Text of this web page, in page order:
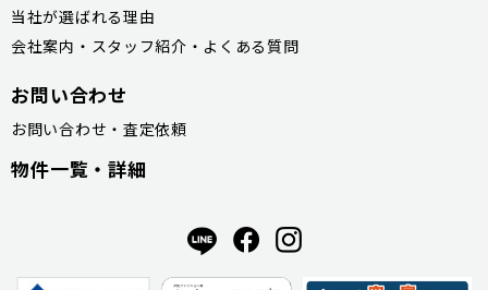
当社が選ばれる理由
会社案内・スタッフ紹介・よくある質問
お問い合わせ
お問い合わせ・査定依頼
物件一覧・詳細